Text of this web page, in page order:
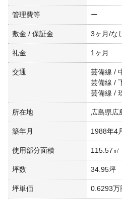
管理費等 ー
敷金 / 保証金 3ヶ月/な
礼金 1ヶ月
交通
芸備線 /
芸備線 /
芸備線 /
所在地 広島県広
築年月 1988年4
使用部分面積 115.57㎡
坪数 34.95坪
坪単価 0.6293万